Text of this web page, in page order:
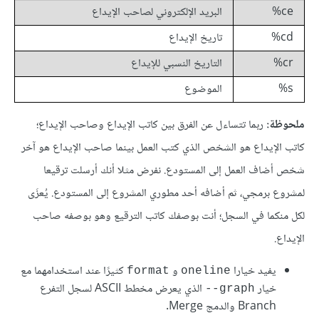
ce%
البريد الإلكتروني لصاحب الإيداع
cd%
تاريخ الإيداع
cr%
التاريخ النسبي للإيداع
s%
الموضوع
ملحوظة: ربما تتساءل عن الفرق بين كاتب الإيداع وصاحب الإيداع؛
كاتب الإيداع هو الشخص الذي كتب العمل بينما صاحب الإيداع هو آخر
شخص أضاف العمل إلى المستودع. نفرض مثلا أنك أرسلت ترقيعا
لمشروع برمجي، ثم أضافه أحد مطوري المشروع إلى المستودع. يُعزَى
لكل منكما في السجل؛ أنت بوصفك كاتب الترقيع وهو بوصفه صاحب
الإيداع.
يفيد خيارا oneline و format كثيرًا عند استخدامهما مع
خيار graph--
الذي يعرض مخطط ASCII لسجل التفرع
Branch والدمج Merge.